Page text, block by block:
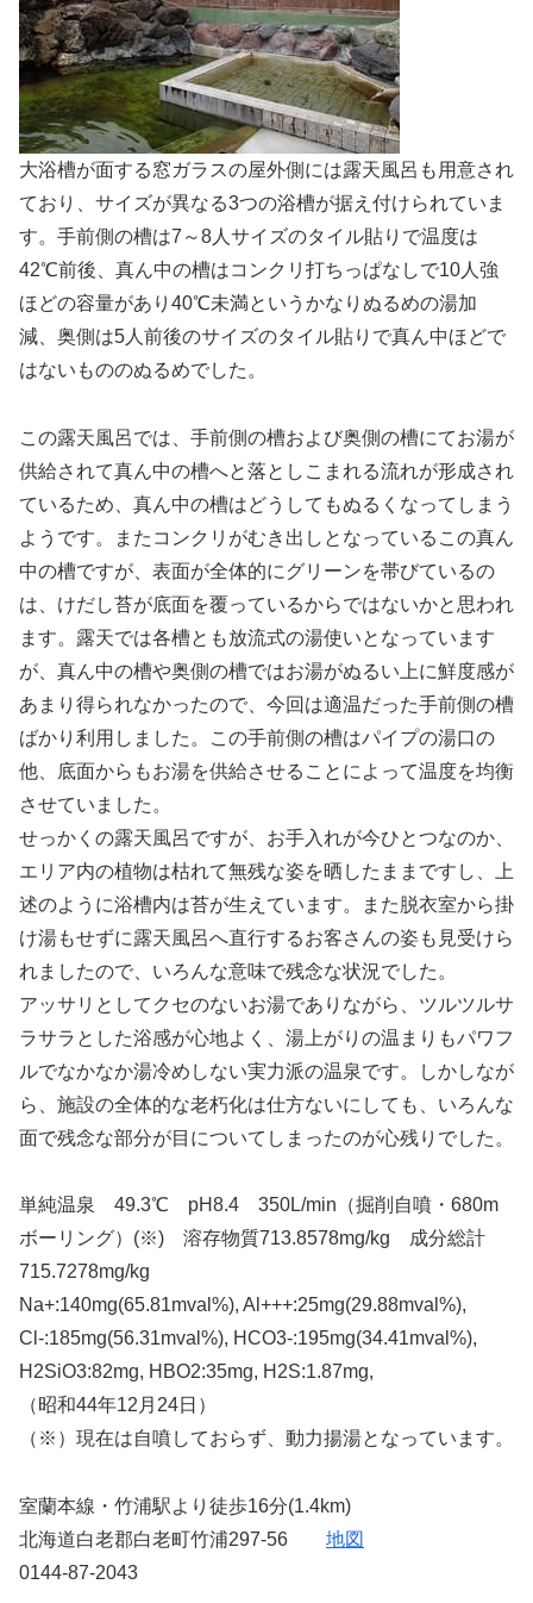
大浴槽が面する窓ガラスの屋外側には露天風呂も用意され
ており、サイズが異なる3つの浴槽が据え付けられていま
す。手前側の槽は7～8人サイズのタイル貼りで温度は
42℃前後、真ん中の槽はコンクリ打ちっぱなしで10人強
ほどの容量があり40℃未満というかなりぬるめの湯加
減、奥側は5人前後のサイズのタイル貼りで真ん中ほどで
はないもののぬるめでした。
この露天風呂では、手前側の槽および奥側の槽にてお湯が
供給されて真ん中の槽へと落としこまれる流れが形成され
ているため、真ん中の槽はどうしてもぬるくなってしまう
ようです。またコンクリがむき出しとなっているこの真ん
中の槽ですが、表面が全体的にグリーンを帯びているの
は、けだし苔が底面を覆っているからではないかと思われ
ます。露天では各槽とも放流式の湯使いとなっています
が、真ん中の槽や奥側の槽ではお湯がぬるい上に鮮度感が
あまり得られなかったので、今回は適温だった手前側の槽
ばかり利用しました。この手前側の槽はパイプの湯口の
他、底面からもお湯を供給させることによって温度を均衡
させていました。
せっかくの露天風呂ですが、お手入れが今ひとつなのか、
エリア内の植物は枯れて無残な姿を晒したままですし、上
述のように浴槽内は苔が生えています。また脱衣室から掛
け湯もせずに露天風呂へ直行するお客さんの姿も見受けら
れましたので、いろんな意味で残念な状況でした。
アッサリとしてクセのないお湯でありながら、ツルツルサ
ラサラとした浴感が心地よく、湯上がりの温まりもパワフ
ルでなかなか湯冷めしない実力派の温泉です。しかしなが
ら、施設の全体的な老朽化は仕方ないにしても、いろんな
面で残念な部分が目についてしまったのが心残りでした。
単純温泉 49.3℃ pH8.4 350L/min（掘削自噴・680m
ボーリング）(※) 溶存物質713.8578mg/kg 成分総計
715.7278mg/kg
Na+:140mg(65.81mval%), Al+++:25mg(29.88mval%),
Cl-:185mg(56.31mval%), HCO3-:195mg(34.41mval%),
H2SiO3:82mg, HBO2:35mg, H2S:1.87mg,
（昭和44年12月24日）
（※）現在は自噴しておらず、動力揚湯となっています。
室蘭本線・竹浦駅より徒歩16分(1.4km)
北海道白老郡白老町竹浦297-56 地図
0144-87-2043